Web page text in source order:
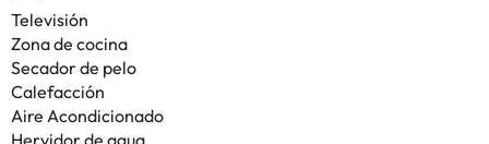
Televisión
Zona de cocina
Secador de pelo
Calefacción
Aire Acondicionado
Hervidor de agua